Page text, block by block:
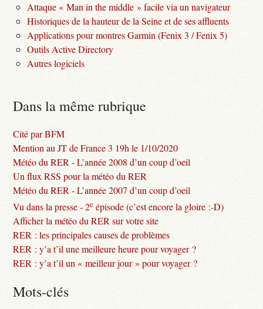
Attaque « Man in the middle » facile via un navigateur
Historiques de la hauteur de la Seine et de ses affluents
Applications pour montres Garmin (Fenix 3 / Fenix 5)
Outils Active Directory
Autres logiciels
Dans la même rubrique
Cité par BFM
Mention au JT de France 3 19h le 1/10/2020
Météo du RER - L’année 2008 d’un coup d’oeil
Un flux RSS pour la météo du RER
Météo du RER - L’année 2007 d’un coup d’oeil
Vu dans la presse - 2e épisode (c’est encore la gloire :-D)
Afficher la météo du RER sur votre site
RER : les principales causes de problèmes
RER : y’a t’il une meilleure heure pour voyager ?
RER : y’a t’il un « meilleur jour » pour voyager ?
Mots-clés